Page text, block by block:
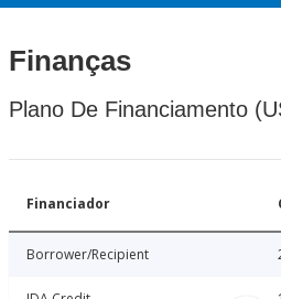
Finanças
Plano De Financiamento
Financiador
Borrower/Recipient